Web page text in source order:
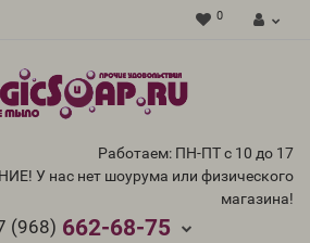
0
Работаем: ПН-ПТ с 10 до 17
У нас нет шоурума или физического
магазина!
(968) 662-68-75